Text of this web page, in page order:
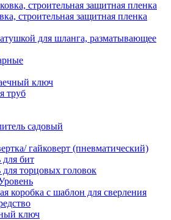
строительная защитная пленка
для шланга, разматывающее
ключ
труб
садовый
гайковерт (пневматический)
для бит
для торцовых головок
коробка с шаблон для сверления
ключ